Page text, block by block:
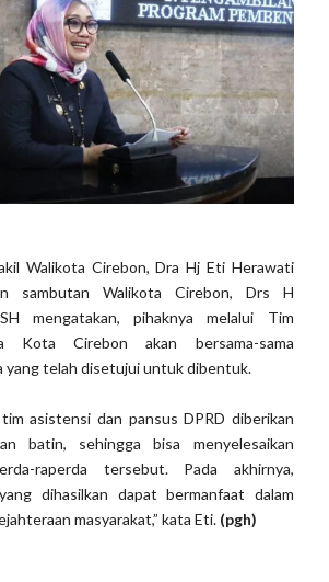
Walikota Cirebon, Dra Hj Eti Herawati
sambutan Walikota Cirebon, Drs H
mengatakan, pihaknya melalui Tim
Kota Cirebon akan bersama-sama
yang telah disetujui untuk dibentuk.
tim asistensi dan pansus DPRD diberikan
batin, sehingga bisa menyelesaikan
raperda tersebut. Pada akhirnya,
dihasilkan dapat bermanfaat dalam
masyarakat,” kata Eti. (pgh)